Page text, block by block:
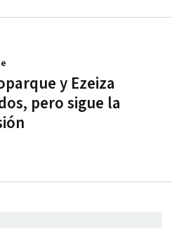
y Ezeiza
pero sigue la